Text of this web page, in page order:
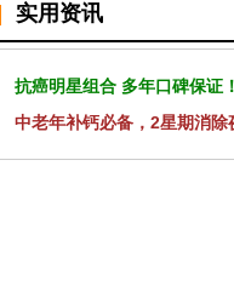
实用资讯
抗癌明星组合 多年口碑保证
中老年补钙必备，2星期消